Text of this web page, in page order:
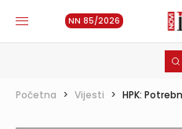
NN 85/2026
Početna > Vijesti > HPK: